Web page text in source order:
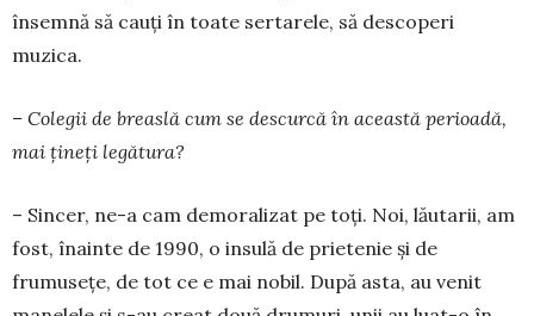
însemnă să cauți în toate sertarele, să descoperi
muzica.
– Colegii de breaslă cum se descurcă în această perioadă,
mai țineți legătura?
– Sincer, ne-a cam demoralizat pe toți. Noi, lăutarii, am
fost, înainte de 1990, o insulă de prietenie și de
frumusețe, de tot ce e mai nobil. După asta, au venit